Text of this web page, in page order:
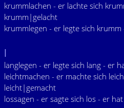
krummlachen - er lachte sich
krumm|gelacht
krummlegen - er legte sich
l
langlegen - er legte sich lang - er
leichtmachen - er machte sich
leicht|gemacht
lossagen - er sagte sich los - er